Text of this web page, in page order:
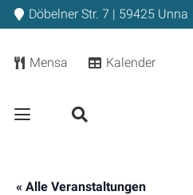
Döbelner Str. 7 | 59425 Unna
Mensa Kalender
« Alle Veranstaltungen